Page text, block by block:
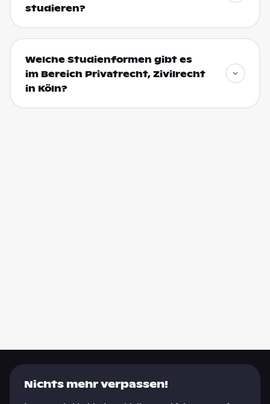
studieren?
Welche Studienformen gibt es
im Bereich Privatrecht, Zivilrecht
in Köln?
Nichts mehr verpassen!